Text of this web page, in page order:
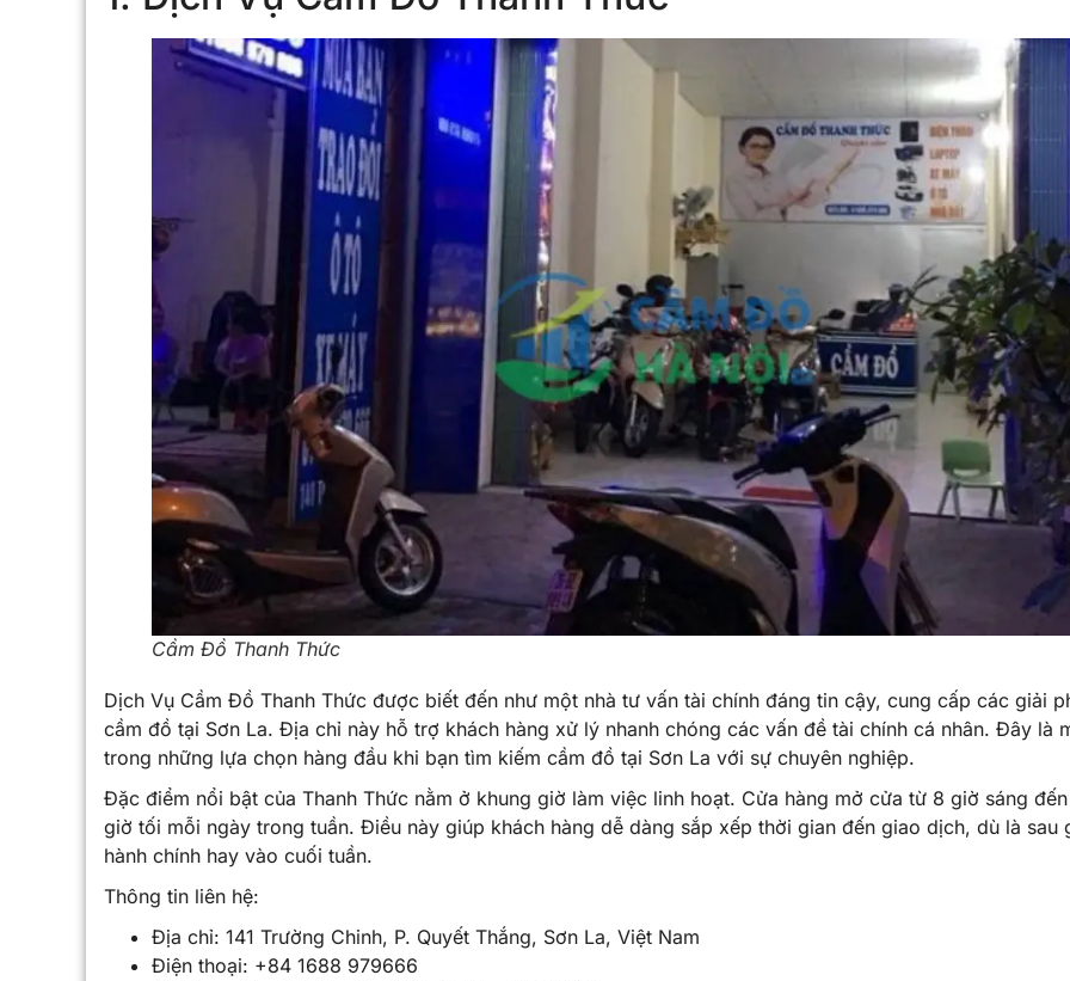
Cầm Đồ Thanh Thức
Dịch Vụ Cầm Đồ Thanh Thức được biết đến như một nhà tư vấn tài chính đáng tin cậy, cung cấp các giải
cầm đồ tại Sơn La. Địa chỉ này hỗ trợ khách hàng xử lý nhanh chóng các vấn đề tài chính cá nhân. Đây là
trong những lựa chọn hàng đầu khi bạn tìm kiếm cầm đồ tại Sơn La với sự chuyên nghiệp.
Đặc điểm nổi bật của Thanh Thức nằm ở khung giờ làm việc linh hoạt. Cửa hàng mở cửa từ 8 giờ sáng đến
giờ tối mỗi ngày trong tuần. Điều này giúp khách hàng dễ dàng sắp xếp thời gian đến giao dịch, dù là sau
hành chính hay vào cuối tuần.
Thông tin liên hệ:
Địa chỉ: 141 Trường Chinh, P. Quyết Thắng, Sơn La, Việt Nam
Điện thoại: +84 1688 979666